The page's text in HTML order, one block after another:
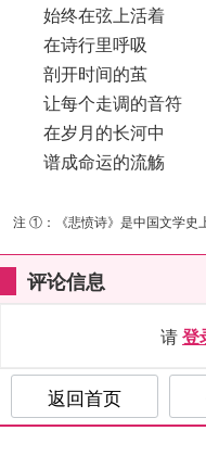
始终在弦上活着
在诗行里呼吸
剖开时间的茧
让每个走调的音符
在岁月的长河中
谱成命运的流觞
注 ①：《悲愤诗》是中国文学史
评论信息
请登
返回首页